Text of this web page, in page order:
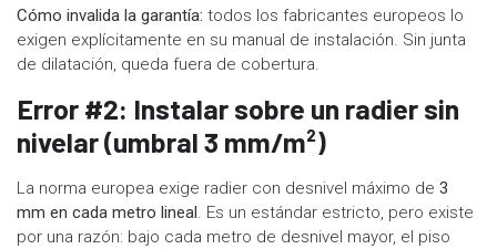
Cómo invalida la garantía: todos los fabricantes europeos lo
exigen explícitamente en su manual de instalación. Sin junta
de dilatación, queda fuera de cobertura.
Error #2: Instalar sobre un radier sin
nivelar (umbral 3 mm/m²)
La norma europea exige radier con desnivel máximo de 3
mm en cada metro lineal. Es un estándar estricto, pero existe
por una razón: bajo cada metro de desnivel mayor, el piso